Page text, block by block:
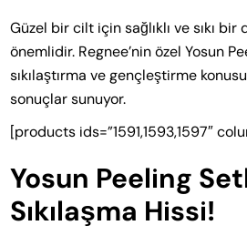
Güzel bir cilt için sağlıklı ve sıkı
önemlidir. Regnee’nin özel Yosun
sıkılaştırma ve gençleştirme
sonuçlar sunuyor.
[products ids=”1591,1593,1597″
Yosun Peeling
Sıkılaşma Hissi!